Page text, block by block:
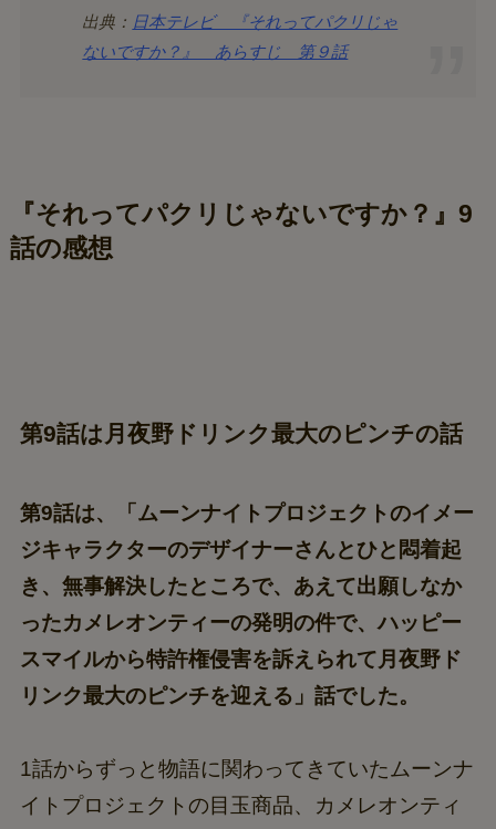
出典： 日本テレビ 『それってパクリじゃ
ないですか？』 あらすじ 第９話
『それってパクリじゃないですか？』9
話の感想
第9話は月夜野ドリンク最大のピンチの話
第9話は、「ムーンナイトプロジェクトのイメー
ジキャラクターのデザイナーさんとひと悶着起
き、無事解決したところで、あえて出願しなか
ったカメレオンティーの発明の件で、ハッピー
スマイルから特許権侵害を訴えられて月夜野ド
リンク最大のピンチを迎える」話でした。
1話からずっと物語に関わってきていたムーンナ
イトプロジェクトの目玉商品、カメレオンティ